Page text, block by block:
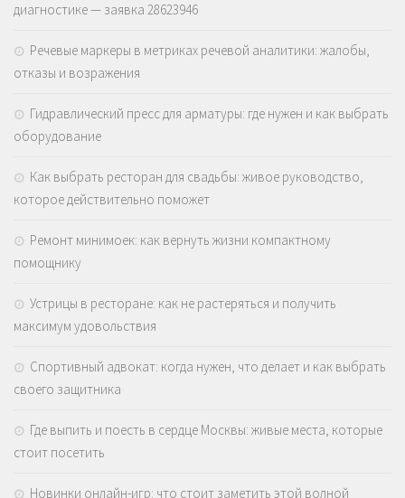
диагностике — заявка 28623946
Речевые маркеры в метриках речевой аналитики: жалобы,
отказы и возражения
Гидравлический пресс для арматуры: где нужен и как выбрать
оборудование
Как выбрать ресторан для свадьбы: живое руководство,
которое действительно поможет
Ремонт минимоек: как вернуть жизни компактному
помощнику
Устрицы в ресторане: как не растеряться и получить
максимум удовольствия
Спортивный адвокат: когда нужен, что делает и как выбрать
своего защитника
Где выпить и поесть в сердце Москвы: живые места, которые
стоит посетить
Новинки онлайн-игр: что стоит заметить этой волной